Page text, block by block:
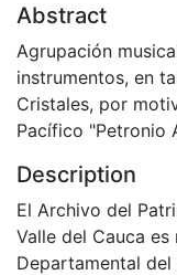
Abstract
Agrupación
instrumentos, en
Cristales, por
Pacífico "Petronio
Description
El Archivo del
Valle del Cauca
Departamental